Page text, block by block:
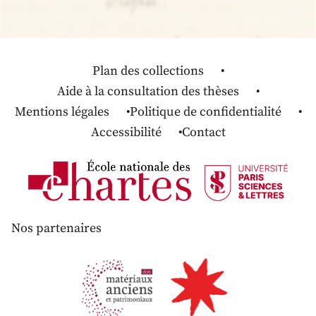
Plan des collections
Aide à la consultation des thèses
Mentions légales
Politique de confidentialité
Accessibilité
Contact
Nos partenaires